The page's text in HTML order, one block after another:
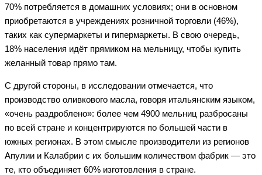
70% потребляется в домашних условиях; они в основном
приобретаются в учреждениях розничной торговли (46%),
таких как супермаркеты и гипермаркеты. В свою очередь,
18% населения идёт прямиком на мельницу, чтобы купить
желанный товар прямо там.
С другой стороны, в исследовании отмечается, что
производство оливкового масла, говоря итальянским языком,
«очень раздроблено»: более чем 4900 мельниц разбросаны
по всей стране и концентрируются по большей части в
южных регионах. В этом смысле производители из регионов
Апулии и Калабрии с их большим количеством фабрик — это
те, кто объединяет 60% изготовления в стране.